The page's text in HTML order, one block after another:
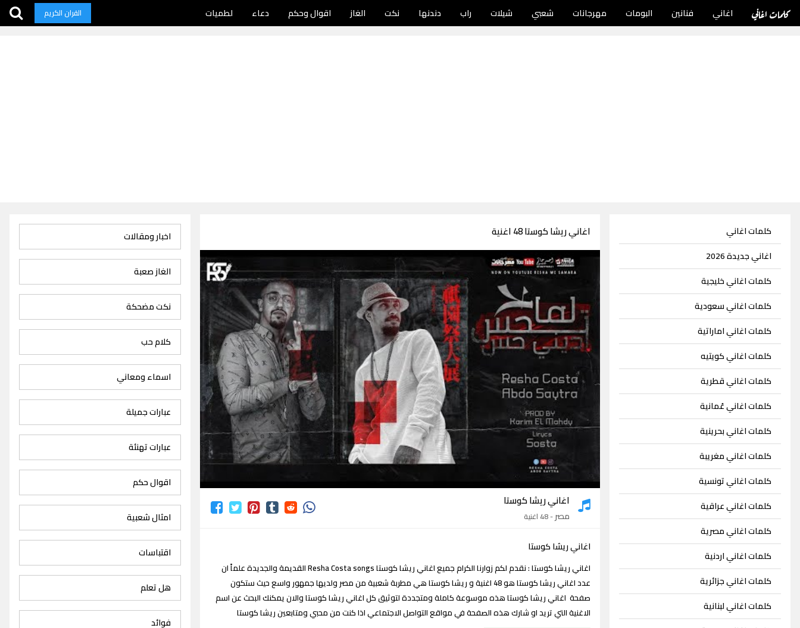
كلمات اغاني اغاني فنانين البومات مهرجانات شعبي شيلات راب دندنها نكت الغاز اقوال وحكم دعاء لطميات القران الكريم
كلمات اغاني
اغاني جديدة 2026
كلمات اغاني خليجية
كلمات اغاني سعودية
كلمات اغاني اماراتية
كلمات اغاني كويتيه
كلمات اغاني قطرية
كلمات اغاني عُمانية
كلمات اغاني بحرينية
كلمات اغاني مغريبة
كلمات اغاني تونسية
كلمات اغاني عراقية
كلمات اغاني مصرية
كلمات اغاني اردنية
كلمات اغاني جزائرية
كلمات اغاني لبنانية
اغاني ريشا كوستا 48 اغنية
اغاني ريشا كوستا
اغاني ريشا كوستا
مصر- 48 اغنية
اغاني ريشا كوستا
اغاني ريشا كوستا : نقدم لكم زوارنا الكرام جميع اغاني ريشا كوستا Resha Costa songs القديمة والجديدة علماً ان
عدد اغاني ريشا كوستا هو 48 اغنية و ريشا كوستا هي مطربة شعبية من مصر ولديها جمهور واسع حيث ستكون
صفحة اغاني ريشا كوستا هذه موسوعة كاملة ومتجددة لتوثيق كل اغاني ريشا كوستا والان يمكنك البحث عن اسم
الاغنية التي تريد او شارك هذه الصفحة في مواقع التواصل الاجتماعي اذا كنت من محبي ومتابعين ريشا كوستا
اخبار ومقالات
الغاز صعبة
نكت مضحكة
كلام حب
اسماء ومعاني
عبارات جميلة
عبارات تهنئة
اقوال حكم
امثال شعبية
اقتباسات
هل تعلم
فوائد